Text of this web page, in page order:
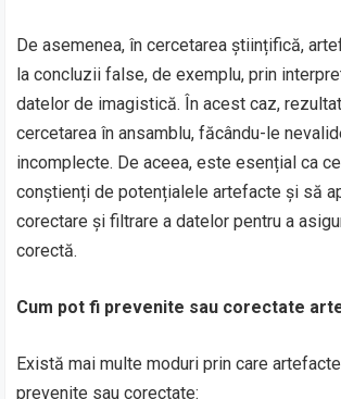
De asemenea, în cercetarea științifică,
la concluzii false, de exemplu, prin
datelor de imagistică. În acest caz,
cercetarea în ansamblu, făcându-le
incomplecte. De aceea, este esențial ca
conștienți de potențialele artefacte și să
corectare și filtrare a datelor pentru a
corectă.
Cum pot fi prevenite sau corectate
Există mai multe moduri prin care
prevenite sau corectate: